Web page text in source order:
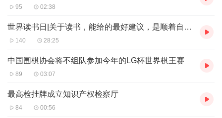
心怀苍穹，脚踏实地；逐梦九天，不负韶华。我会全力以
95 02:38
世界读书日|关于读书，能给的最好建议，是顺着自己的天性去思考
140 28:25
中国围棋协会将不组队参加今年的LG杯世界棋王赛
89 03:07
最高检挂牌成立知识产权检察厅
84 00:56